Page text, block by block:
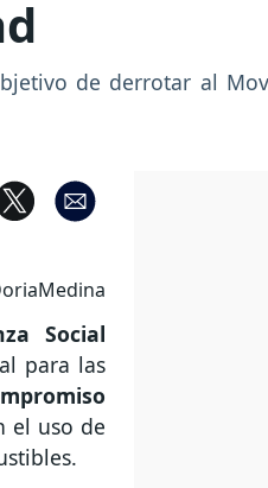
de derrotar al
Social
para las
el uso de